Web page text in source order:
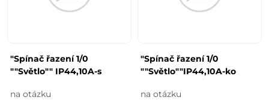
"Spínač řazení 1/0
""Světlo"" IP44,10A-s
na otázku
"Spínač řazení 1/0
""Světlo""IP44,10A-ko
na otázku